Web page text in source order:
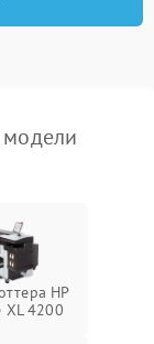
HP
XL 4200